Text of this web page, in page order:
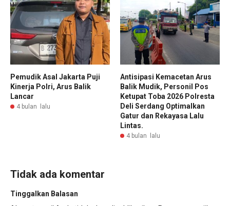
Pemudik Asal Jakarta Puji
Kinerja Polri, Arus Balik
Lancar
4 bulan lalu
Antisipasi Kemacetan Arus
Balik Mudik, Personil Pos
Ketupat Toba 2026 Polresta
Deli Serdang Optimalkan
Gatur dan Rekayasa Lalu
Lintas.
4 bulan lalu
Tidak ada komentar
Tinggalkan Balasan